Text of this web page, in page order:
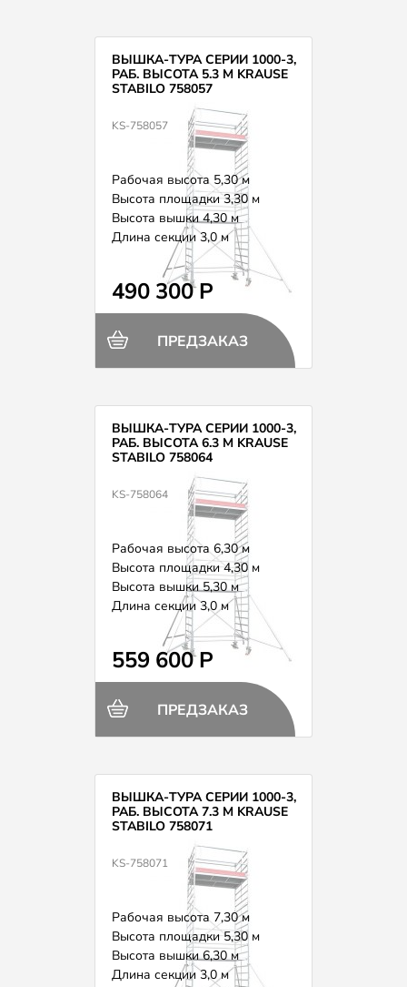
ВЫШКА-ТУРА СЕРИИ 1000-3,
РАБ. ВЫСОТА 5.3 М KRAUSE
STABILO 758057
KS-758057
Рабочая высота 5,30 м
Высота площадки 3,30 м
Высота вышки 4,30 м
Длина секции 3,0 м
Вес 158,0 кг
490 300 Р
ПРЕДЗАКАЗ
ВЫШКА-ТУРА СЕРИИ 1000-3,
РАБ. ВЫСОТА 6.3 М KRAUSE
STABILO 758064
KS-758064
Рабочая высота 6,30 м
Высота площадки 4,30 м
Высота вышки 5,30 м
Длина секции 3,0 м
Вес 173,0 кг
559 600 Р
ПРЕДЗАКАЗ
ВЫШКА-ТУРА СЕРИИ 1000-3,
РАБ. ВЫСОТА 7.3 М KRAUSE
STABILO 758071
KS-758071
Рабочая высота 7,30 м
Высота площадки 5,30 м
Высота вышки 6,30 м
Длина секции 3,0 м